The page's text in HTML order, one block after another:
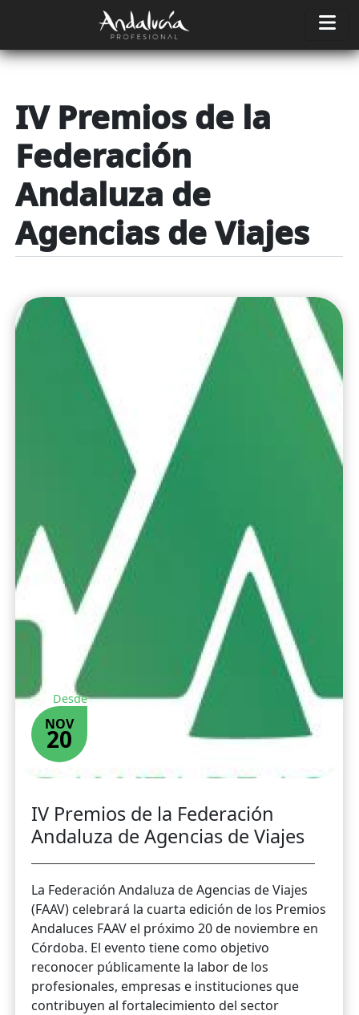
Pasar al contenido principal
IV Premios de la
Federación
Andaluza de
Agencias de Viajes
Desde
NOV
20
IV Premios de la Federación
Andaluza de Agencias de Viajes
La Federación Andaluza de Agencias de Viajes
(FAAV) celebrará la cuarta edición de los Premios
Andaluces FAAV el próximo 20 de noviembre en
Córdoba. El evento tiene como objetivo
reconocer públicamente la labor de los
profesionales, empresas e instituciones que
contribuyen al fortalecimiento del sector